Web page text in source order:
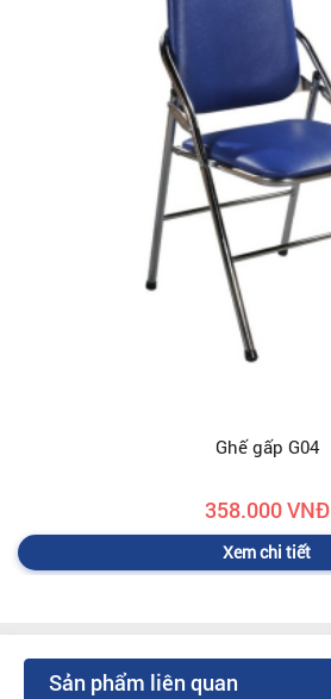
Ghế gấp G04
358.000 VNĐ
Xem chi tiết
Sản phẩm liên quan